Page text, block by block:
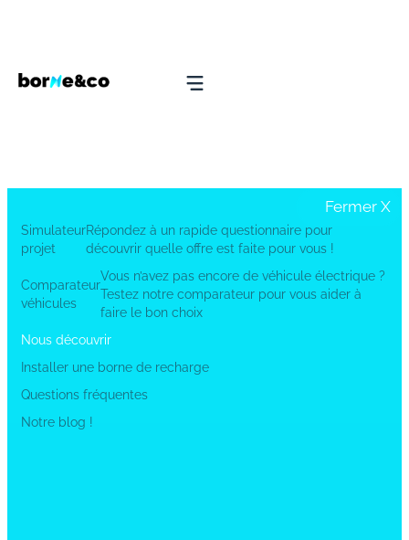
Fermer X
Simulateur
projet
Répondez à un rapide questionnaire pour
découvrir quelle offre est faite pour vous !
Comparateur
véhicules
Vous n’avez pas encore de véhicule électrique ?
Testez notre comparateur pour vous aider à
faire le bon choix
Nous découvrir
Installer une borne de recharge
Questions fréquentes
Notre blog !